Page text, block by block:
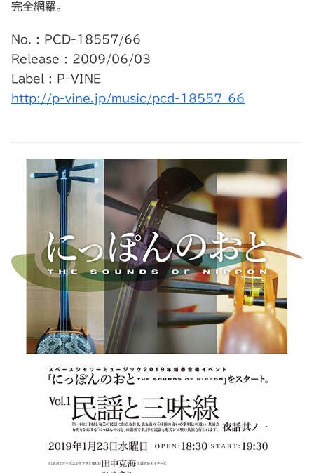
完全網羅。
No. : PCD-18557/66
Release : 2009/06/03
Label : P-VINE
http://p-vine.jp/music/pcd-18557_66